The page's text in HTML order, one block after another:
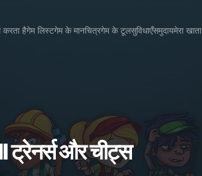
हैगेम लिस्टगेम के मानचित्रगेम के टूलसुविधाएँसमुदायमेरा खाता
और चीट्स